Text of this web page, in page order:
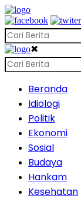
✖
Beranda
Idiologi
Politik
Ekonomi
Sosial
Budaya
Hankam
Kesehatan